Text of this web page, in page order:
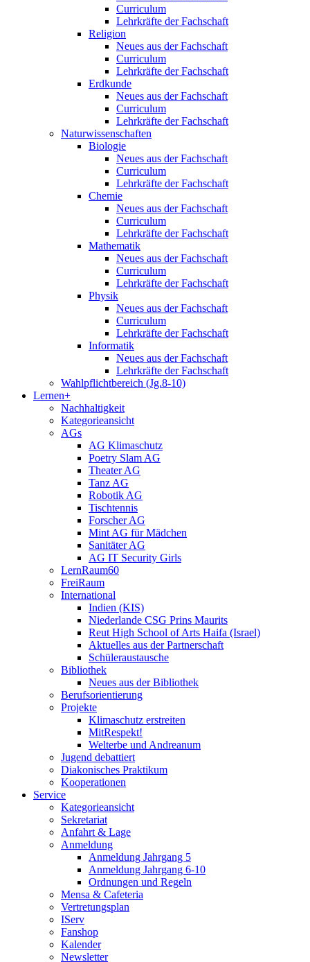
Curriculum
Lehrkräfte der Fachschaft
Religion
Neues aus der Fachschaft
Curriculum
Lehrkräfte der Fachschaft
Erdkunde
Neues aus der Fachschaft
Curriculum
Lehrkräfte der Fachschaft
Naturwissenschaften
Biologie
Neues aus der Fachschaft
Curriculum
Lehrkräfte der Fachschaft
Chemie
Neues aus der Fachschaft
Curriculum
Lehrkräfte der Fachschaft
Mathematik
Neues aus der Fachschaft
Curriculum
Lehrkräfte der Fachschaft
Physik
Neues aus der Fachschaft
Curriculum
Lehrkräfte der Fachschaft
Informatik
Neues aus der Fachschaft
Lehrkräfte der Fachschaft
Wahlpflichtbereich (Jg.8-10)
Lernen+
Nachhaltigkeit
Kategorieansicht
AGs
AG Klimaschutz
Poetry Slam AG
Theater AG
Tanz AG
Robotik AG
Tischtennis
Forscher AG
Mint AG für Mädchen
Sanitäter AG
AG IT Security Girls
LernRaum60
FreiRaum
International
Indien (KIS)
Niederlande CSG Prins Maurits
Reut High School of Arts Haifa (Israel)
Aktuelles aus der Partnerschaft
Schüleraustausche
Bibliothek
Neues aus der Bibliothek
Berufsorientierung
Projekte
Klimaschutz erstreiten
MitRespekt!
Welterbe und Andreanum
Jugend debattiert
Diakonisches Praktikum
Kooperationen
Service
Kategorieansicht
Sekretariat
Anfahrt & Lage
Anmeldung
Anmeldung Jahrgang 5
Anmeldung Jahrgang 6-10
Ordnungen und Regeln
Mensa & Cafeteria
Vertretungsplan
IServ
Fanshop
Kalender
Newsletter